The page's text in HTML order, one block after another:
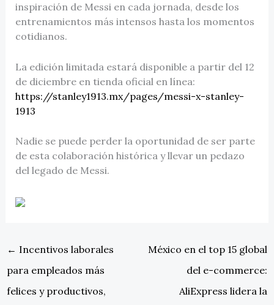
inspiración de Messi en cada jornada, desde los
entrenamientos más intensos hasta los momentos
cotidianos.
La edición limitada estará disponible a partir del 12
de diciembre en tienda oficial en línea:
https://stanley1913.mx/pages/messi-x-stanley-
1913
Nadie se puede perder la oportunidad de ser parte
de esta colaboración histórica y llevar un pedazo
del legado de Messi.
← Incentivos laborales
para empleados más
felices y productivos,
México en el top 15 global
del e-commerce:
AliExpress lidera la